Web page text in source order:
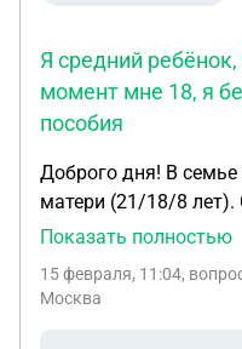
Я средний
момент мне 18, я
пособия
Доброго дня! В семье
матери (21/18/8 лет).
неоднократно мою
алкогольных
Показать полностью
15 февраля, 11:04,
Москва